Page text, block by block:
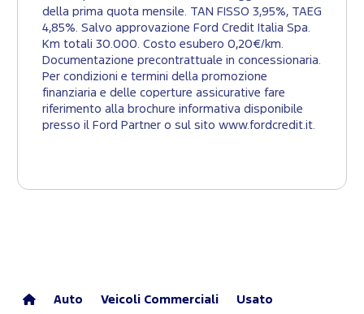
della prima quota mensile. TAN FISSO 3,95%, TAEG
4,85%. Salvo approvazione Ford Credit Italia Spa.
Km totali 30.000. Costo esubero 0,20€/km.
Documentazione precontrattuale in concessionaria.
Per condizioni e termini della promozione
finanziaria e delle coperture assicurative fare
riferimento alla brochure informativa disponibile
presso il Ford Partner o sul sito www.fordcredit.it.
Auto Veicoli Commerciali Usato